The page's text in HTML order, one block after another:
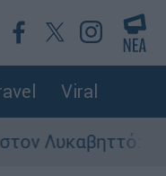
Viral
Σορός σε